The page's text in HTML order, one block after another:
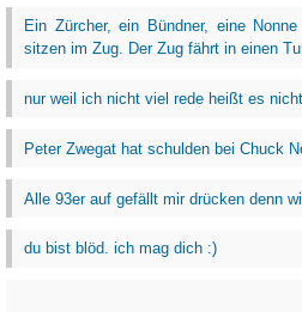
Ein Zürcher, ein Bündner, eine
sitzen im Zug. Der Zug fährt in einen
nur weil ich nicht viel rede heißt es
Peter Zwegat hat schulden bei Chuck
Alle 93er auf gefällt mir drücken denn
du bist blöd. ich mag dich :)